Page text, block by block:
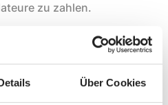
Über Cookies
zu zahlen.
Installateure und Partner-
vergeben. Ein Seat
aktiven Nutzerzugang zur
abrechenbar.